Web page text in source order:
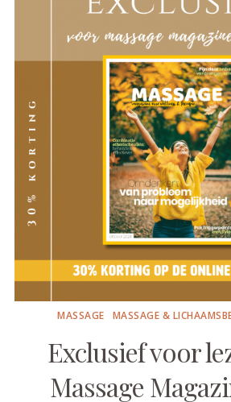
MASSAGE MASSAGE &
Exclusief voor
Massage